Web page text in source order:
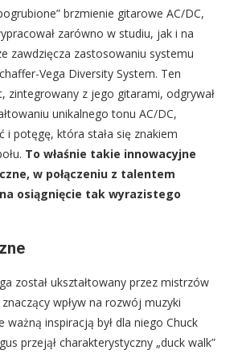
brzmienie gitarowe AC/DC,
zarówno w studiu, jak i na
zawdzięcza zastosowaniu systemu
Vega Diversity System. Ten
zintegrowany z jego gitarami, odgrywał
unikalnego tonu AC/DC,
i potęgę, która stała się znakiem
To właśnie takie innowacyjne
w połączeniu z talentem
osiągnięcie tak wyrazistego
został ukształtowany przez mistrzów
wpływ na rozwój muzyki
ważną inspiracją był dla niego Chuck
przejął charakterystyczny „duck walk”